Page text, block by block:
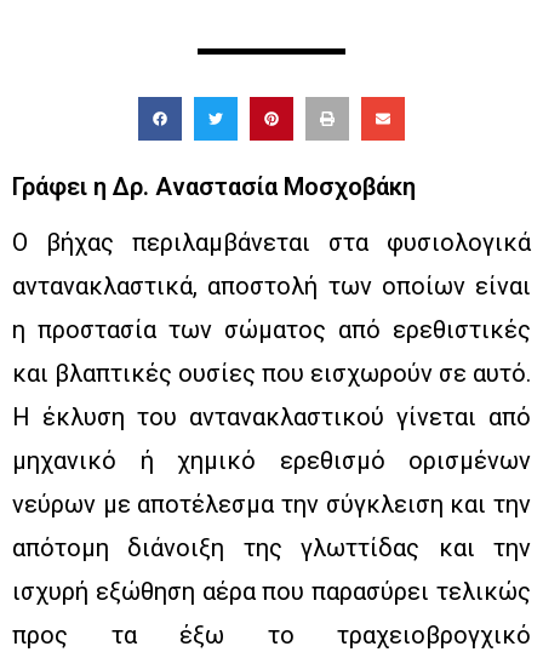
Γράφει η Δρ. Αναστασία Μοσχοβάκη
Ο βήχας περιλαμβάνεται στα φυσιολογικά
αντανακλαστικά, αποστολή των οποίων είναι
η προστασία των σώματος από ερεθιστικές
και βλαπτικές ουσίες που εισχωρούν σε αυτό.
Η έκλυση του αντανακλαστικού γίνεται από
μηχανικό ή χημικό ερεθισμό ορισμένων
νεύρων με αποτέλεσμα την σύγκλειση και την
απότομη διάνοιξη της γλωττίδας και την
ισχυρή εξώθηση αέρα που παρασύρει τελικώς
προς τα έξω το τραχειοβρογχικό